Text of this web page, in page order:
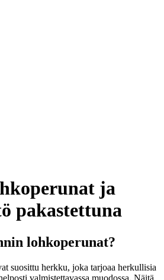
ja
pakastettuna
lohkoperunat?
suosittu herkku, joka tarjoaa herkullisia
valmistettavassa muodossa. Näitä